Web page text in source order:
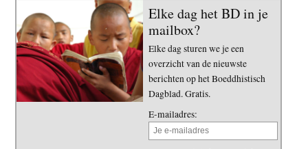
Elke dag het BD in je
mailbox?
Elke dag sturen we je een
overzicht van de nieuwste
berichten op het Boeddhistisch
Dagblad. Gratis.
E-mailadres: